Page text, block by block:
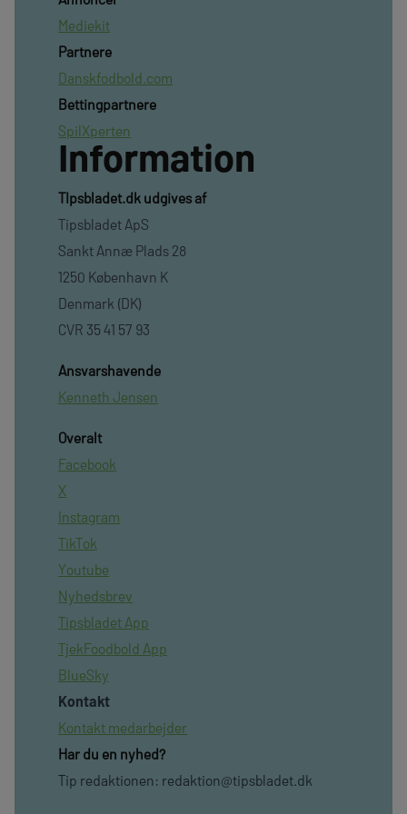
Mediekit
Partnere
Danskfodbold.com
Bettingpartnere
SpilXperten
Information
TIpsbladet.dk udgives af
Tipsbladet ApS
Sankt Annæ Plads 28
1250 København K
Denmark (DK)
CVR 35 41 57 93
Ansvarshavende
Kenneth Jensen
Overalt
Facebook
X
Instagram
TikTok
Youtube
Nyhedsbrev
Tipsbladet App
TjekFoodbold App
BlueSky
Kontakt
Kontakt medarbejder
Har du en nyhed?
Tip redaktionen: redaktion@tipsbladet.dk